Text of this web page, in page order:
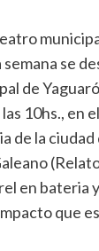
se
de
10hs., en
de la
en bateria
que